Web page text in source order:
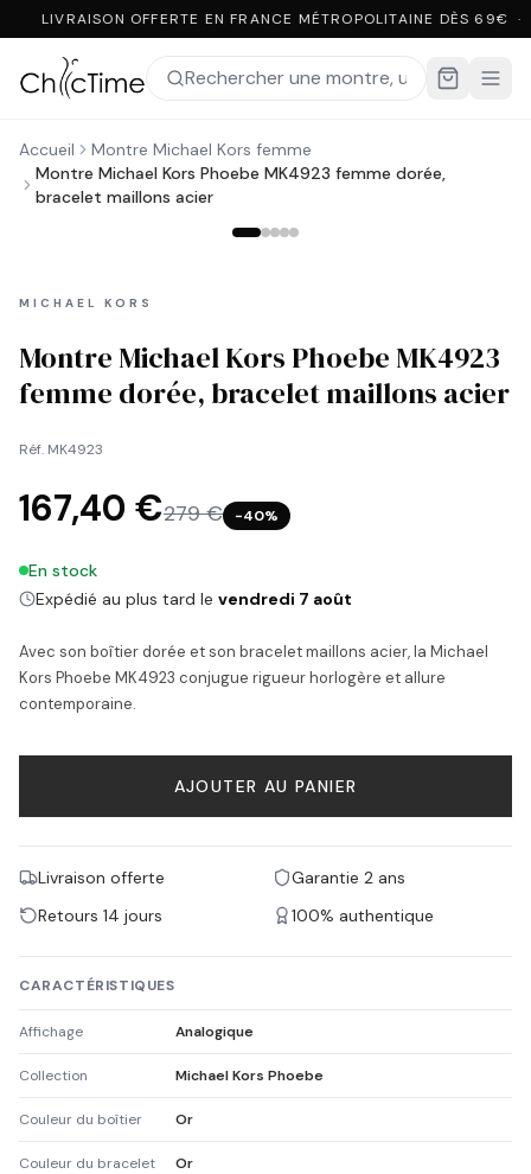
LIVRAISON OFFERTE EN FRANCE MÉTROPOLITAINE DÈS 69€
Accueil
Montre Michael Kors femme
Montre Michael Kors Phoebe MK4923 femme dorée,
bracelet maillons acier
MICHAEL KORS
Montre Michael Kors Phoebe MK4923
femme dorée, bracelet maillons acier
Réf. MK4923
167,40 €279 € −40%
En stock
Expédié au plus tard le vendredi 7 août
Avec son boîtier dorée et son bracelet maillons acier, la Michael
Kors Phoebe MK4923 conjugue rigueur horlogère et allure
contemporaine.
AJOUTER AU PANIER
Livraison offerte
Garantie 2 ans
Retours 14 jours
100% authentique
CARACTÉRISTIQUES
Affichage Analogique
Collection Michael Kors Phoebe
Couleur du boîtier Or
Couleur du bracelet Or